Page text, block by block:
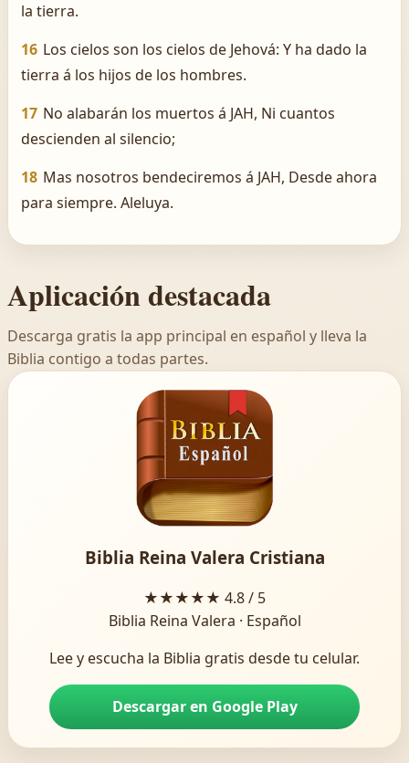
la tierra.
16 Los cielos son los cielos de Jehová: Y ha dado la
tierra á los hijos de los hombres.
17 No alabarán los muertos á JAH, Ni cuantos
descienden al silencio;
18 Mas nosotros bendeciremos á JAH, Desde ahora
para siempre. Aleluya.
Aplicación destacada
Descarga gratis la app principal en español y lleva la
Biblia contigo a todas partes.
Biblia Reina Valera Cristiana
★★★★★ 4.8 / 5
Biblia Reina Valera · Español
Lee y escucha la Biblia gratis desde tu celular.
Descargar en Google Play